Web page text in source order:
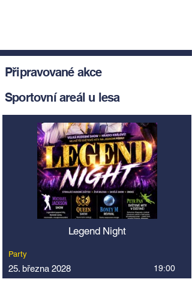
Připravované akce
Sportovní areál u lesa
Legend Night
Party
25. března 2028 19:00